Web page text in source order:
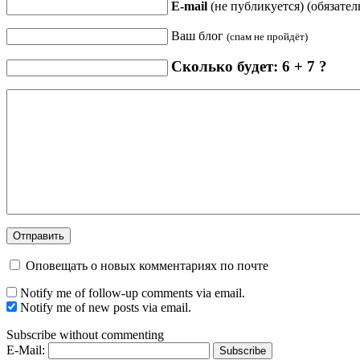
E-mail (не публикуется)
Ваш блог (спам не пройдёт)
Сколько будет: 6 + 7 ?
Оповещать о новых комментариях по почте
Notify me of follow-up comments via email.
Notify me of new posts via email.
Subscribe without commenting
E-Mail: